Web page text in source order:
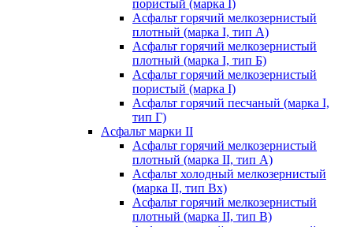
пористый (марка I)
Асфальт горячий мелкозернистый
плотный (марка I, тип А)
Асфальт горячий мелкозернистый
плотный (марка I, тип Б)
Асфальт горячий мелкозернистый
пористый (марка I)
Асфальт горячий песчаный (марка I,
тип Г)
Асфальт марки II
Асфальт горячий мелкозернистый
плотный (марка II, тип А)
Асфальт холодный мелкозернистый
(марка II, тип Вх)
Асфальт горячий мелкозернистый
плотный (марка II, тип В)